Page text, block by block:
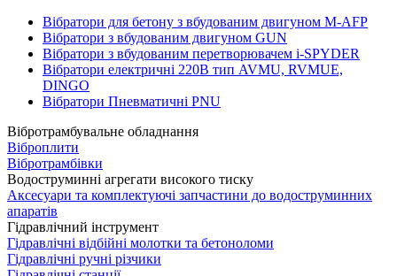
Вібратори для бетону з вбудованим двигуном M-AFP
Вібратори з вбудованим двигуном GUN
Вібратори з вбудованим перетворювачем i-SPYDER
Вібратори електричні 220B тип AVMU, RVMUE,
DINGO
Вібратори Пневматичні PNU
Вібротрамбувальне обладнання
Віброплити
Вібротрамбівки
Водоструминні агрегати високого тиску
Аксесуари та комплектуючі запчастини до водоструминних
апаратів
Гідравлічний інструмент
Гідравлічні відбійні молотки та бетоноломи
Гідравлічні ручні різчики